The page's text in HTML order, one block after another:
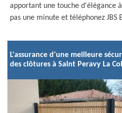
apportant une touche d'élégance
pas une minute et téléphonez JBS
L'assurance d'une meilleure
des clôtures à Saint Peravy La